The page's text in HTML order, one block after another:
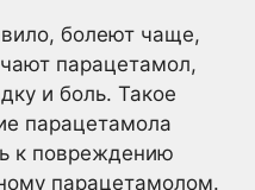
болеют чаще,
парацетамол,
и боль. Такое
парацетамола
к повреждению
парацетамолом.